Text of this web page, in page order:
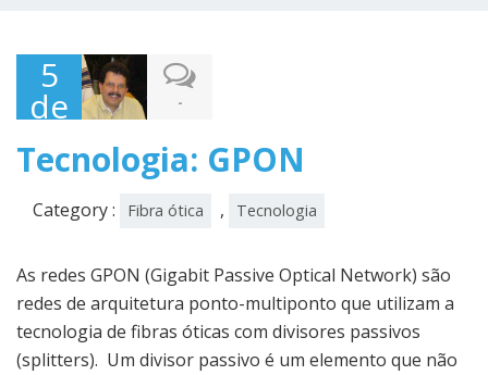
5
de
maio
de
2016
-
Tecnologia: GPON
Category : Fibra ótica , Tecnologia
As redes GPON (Gigabit Passive Optical Network) são
redes de arquitetura ponto-multiponto que utilizam a
tecnologia de fibras óticas com divisores passivos
(splitters). Um divisor passivo é um elemento que não